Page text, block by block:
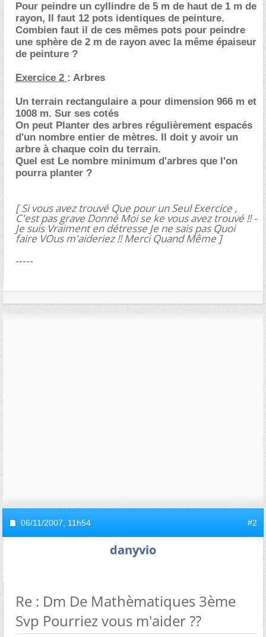
Pour peindre un cyllindre de 5 m de haut de 1 m de
rayon, Il faut 12 pots identiques de peinture.
Combien faut il de ces mêmes pots pour peindre
une sphère de 2 m de rayon avec la même épaiseur
de peinture ?
Exercice 2 : Arbres
Un terrain rectangulaire a pour dimension 966 m et
1008 m. Sur ses cotés
On peut Planter des arbres régulièrement espacés
d'un nombre entier de mètres. Il doit y avoir un
arbre à chaque coin du terrain.
Quel est Le nombre minimum d'arbres que l'on
pourra planter ?
[ Si vous avez trouvé Que pour un Seul Exercice ,
C'est pas grave Donné Moi se ke vous avez trouvé !! -
Je suis Vraiment en détresse Je ne sais pas Quoi
faire VOus m'aideriez !! Merci Quand Même ]
-----
06/11/2007, 11h54 #2
danyvio
Re : Dm De Mathèmatiques 3ème
Svp Pourriez vous m'aider ??